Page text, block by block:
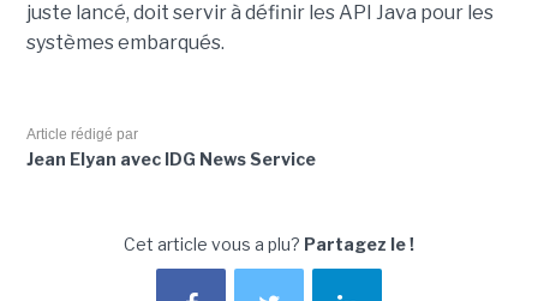
juste lancé, doit servir à définir les API Java pour les
systèmes embarqués.
Article rédigé par
Jean Elyan avec IDG News Service
Cet article vous a plu? Partagez le !